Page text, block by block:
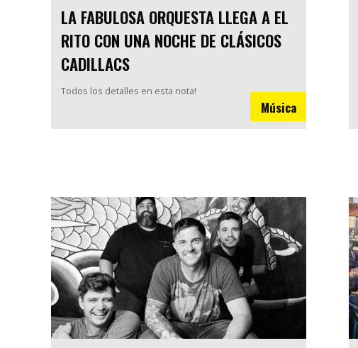
LA FABULOSA ORQUESTA LLEGA A EL
RITO CON UNA NOCHE DE CLÁSICOS
CADILLACS
Todos los detalles en esta nota!
Música